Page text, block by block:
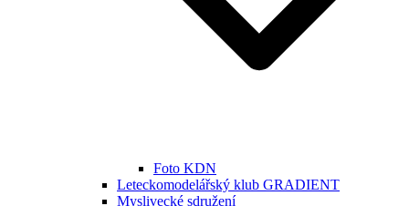
Foto KDN
Leteckomodelářský klub GRADIENT
Myslivecké sdružení